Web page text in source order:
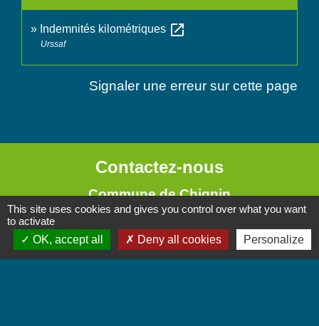
Indemnités kilométriques open_in_new
Urssaf
Signaler une erreur sur cette page
Contactez-nous
Commune de Chignin
52 Place de la Mairie - Le Chef Lieu
73800 Chignin - FRANCE
+33 4 79 28 10 12
This site uses cookies and gives you control over what you want
to activate
OK, accept all
Deny all cookies Personalize